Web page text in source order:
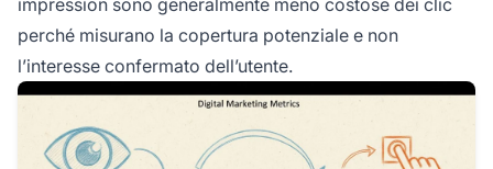
perché misurano la copertura potenziale e non
l’interesse confermato dell’utente.